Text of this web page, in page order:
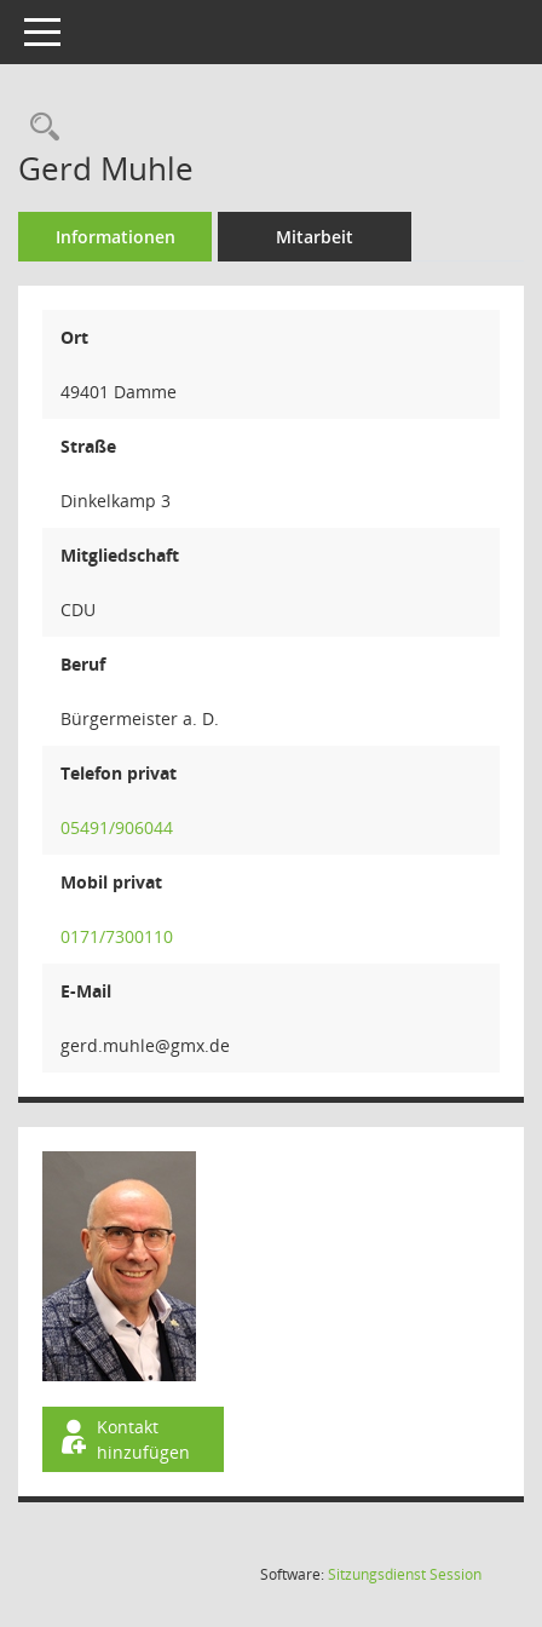
Toggle navigation
Rechercheauswahl
Gerd Muhle
Informationen Mitarbeit
Ort
49401 Damme
Straße
Dinkelkamp 3
Mitgliedschaft
CDU
Beruf
Bürgermeister a. D.
Telefon privat
05491/906044
Mobil privat
0171/7300110
E-Mail
elhum
Kontakt
hinzufügen
Software:SitzungsdienstSession(Wird in